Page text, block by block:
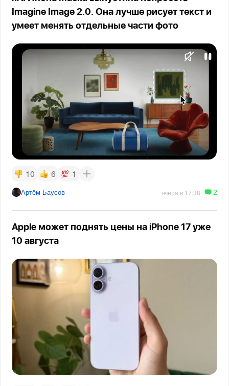
Imagine Image 2.0. Она лучше рисует текст и
умеет менять отдельные части фото
10 6 1
Артём Баусов вчера в 17:38 2
Apple может поднять цены на iPhone 17 уже
10 августа